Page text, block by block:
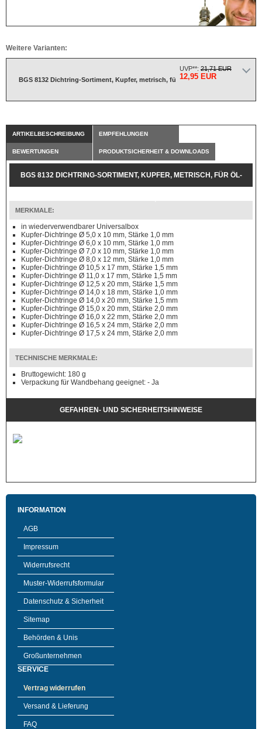
Weitere Varianten:
BGS 8132 Dichtring-Sortiment, Kupfer, metrisch, fü
UVP**: 21,71 EUR
12,95 EUR
ARTIKELBESCHREIBUNG EMPFEHLUNGEN
BEWERTUNGEN PRODUKTSICHERHEIT & DOWNLOADS
BGS 8132 DICHTRING-SORTIMENT, KUPFER, METRISCH, FÜR ÖL-
MERKMALE:
in wiederverwendbarer Universalbox
Kupfer-Dichtringe Ø 5,0 x 10 mm, Stärke 1,0 mm
Kupfer-Dichtringe Ø 6,0 x 10 mm, Stärke 1,0 mm
Kupfer-Dichtringe Ø 7,0 x 10 mm, Stärke 1,0 mm
Kupfer-Dichtringe Ø 8,0 x 12 mm, Stärke 1,0 mm
Kupfer-Dichtringe Ø 10,5 x 17 mm, Stärke 1,5 mm
Kupfer-Dichtringe Ø 11,0 x 17 mm, Stärke 1,5 mm
Kupfer-Dichtringe Ø 12,5 x 20 mm, Stärke 1,5 mm
Kupfer-Dichtringe Ø 14,0 x 18 mm, Stärke 1,0 mm
Kupfer-Dichtringe Ø 14,0 x 20 mm, Stärke 1,5 mm
Kupfer-Dichtringe Ø 15,0 x 20 mm, Stärke 2,0 mm
Kupfer-Dichtringe Ø 16,0 x 22 mm, Stärke 2,0 mm
Kupfer-Dichtringe Ø 16,5 x 24 mm, Stärke 2,0 mm
Kupfer-Dichtringe Ø 17,5 x 24 mm, Stärke 2,0 mm
TECHNISCHE MERKMALE:
Bruttogewicht: 180 g
Verpackung für Wandbehang geeignet: - Ja
GEFAHREN- UND SICHERHEITSHINWEISE
INFORMATION
AGB
Impressum
Widerrufsrecht
Muster-Widerrufsformular
Datenschutz & Sicherheit
Sitemap
Behörden & Unis
Großunternehmen
SERVICE
Vertrag widerrufen
Versand & Lieferung
FAQ